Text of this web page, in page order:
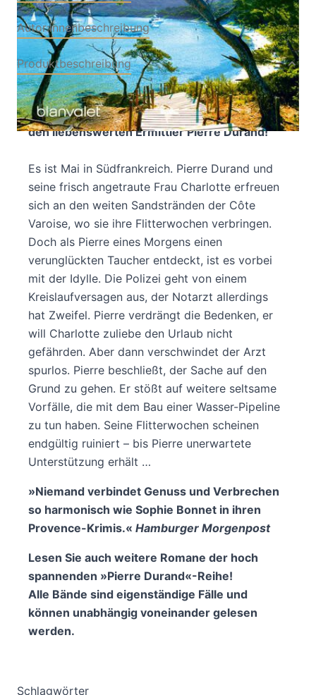
Autor:innenbeschreibung
Produktbeschreibung
Türkisfarbenes Wasser, einsame Sandstrände
und ein vergifteter Taucher – der 10. Fall für
den liebenswerten Ermittler Pierre Durand!
Es ist Mai in Südfrankreich. Pierre Durand und
seine frisch angetraute Frau Charlotte erfreuen
sich an den weiten Sandstränden der Côte
Varoise, wo sie ihre Flitterwochen verbringen.
Doch als Pierre eines Morgens einen
verunglückten Taucher entdeckt, ist es vorbei
mit der Idylle. Die Polizei geht von einem
Kreislaufversagen aus, der Notarzt allerdings
hat Zweifel. Pierre verdrängt die Bedenken, er
will Charlotte zuliebe den Urlaub nicht
gefährden. Aber dann verschwindet der Arzt
spurlos. Pierre beschließt, der Sache auf den
Grund zu gehen. Er stößt auf weitere seltsame
Vorfälle, die mit dem Bau einer Wasser-Pipeline
zu tun haben. Seine Flitterwochen scheinen
endgültig ruiniert – bis Pierre unerwartete
Unterstützung erhält …
»Niemand verbindet Genuss und Verbrechen
so harmonisch wie Sophie Bonnet in ihren
Provence-Krimis.« Hamburger Morgenpost
Lesen Sie auch weitere Romane der hoch
spannenden »Pierre Durand«-Reihe!
Alle Bände sind eigenständige Fälle und
können unabhängig voneinander gelesen
werden.
Schlagwörter